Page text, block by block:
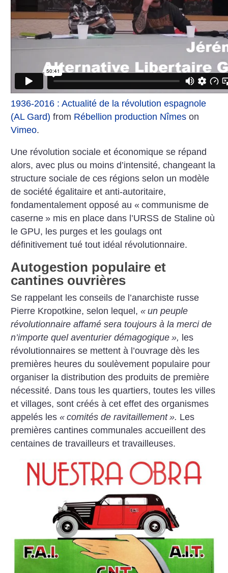
1936-2016 : Actualité de la révolution espagnole
(AL Gard) from Rébellion production Nîmes on
Vimeo.
Une révolution sociale et économique se répand
alors, avec plus ou moins d’intensité, changeant la
structure sociale de ces régions selon un modèle
de société égalitaire et anti-autoritaire,
fondamentalement opposé au « communisme de
caserne » mis en place dans l’URSS de Staline où
le GPU, les purges et les goulags ont
définitivement tué tout idéal révolutionnaire.
Autogestion populaire et
cantines ouvrières
Se rappelant les conseils de ­l’anarchiste russe
Pierre Kropotkine, selon lequel,« un peuple
révolutionnaire affamé sera toujours à la merci de
n’importe quel aventurier démagogique », les
révolutionnaires se mettent à l’ouvrage dès les
premières heures du soulèvement populaire pour
organiser la distribution des produits de première
nécessité. Dans tous les quartiers, toutes les villes
et villages, sont créés à cet effet des organismes
appelés les« comités de ravitaillement ». Les
premières cantines communales accueillent des
centaines de travailleurs et travailleuses.